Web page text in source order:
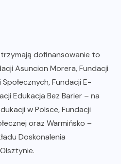
dofinansowanie to
Asuncion Morera, Fundacji
Fundacji E-
Edukacja Bez Barier – na
w Polsce, Fundacji
oraz Warmińsko –
Doskonalenia